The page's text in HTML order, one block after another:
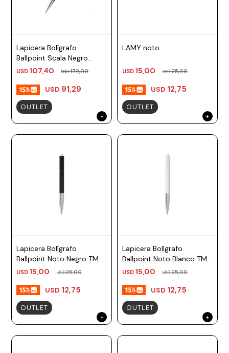
Lapicera Bolígrafo
Ballpoint Scala Negro
Mate TM negro Lamy
USD 107,40 USD179,00
USD 91,29
OUTLET
LAMY noto
USD 15,00 USD25,00
USD 12,75
OUTLET
Lapicera Bolígrafo
Ballpoint Noto Negro TM
negro Lamy
USD 15,00 USD25,00
USD 12,75
OUTLET
Lapicera Bolígrafo
Ballpoint Noto Blanco TM
negro Lamy
USD 15,00 USD25,00
USD 12,75
OUTLET